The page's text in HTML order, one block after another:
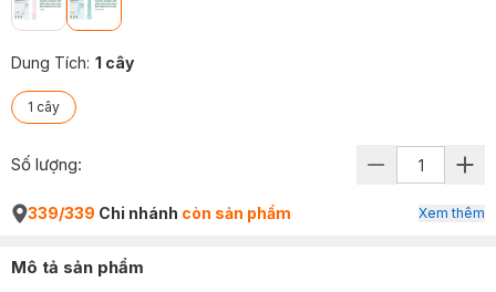
Dung Tích: 1 cây
1 cây
Số lượng:
339/339 Chi nhánh còn sản phẩm Xem thêm
Mô tả sản phẩm